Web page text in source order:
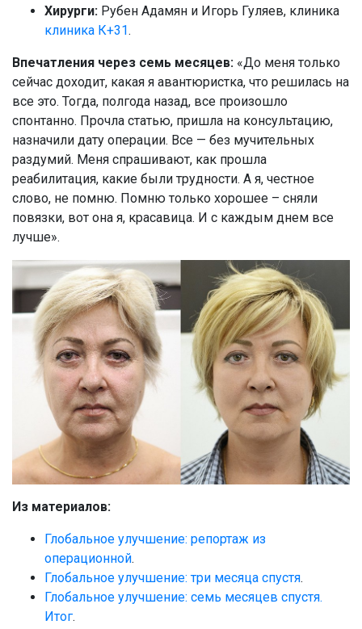
Хирурги: Рубен Адамян и Игорь Гуляев, клиника
клиника К+31.
Впечатления через семь месяцев: «До меня только
сейчас доходит, какая я авантюристка, что решилась на
все это. Тогда, полгода назад, все произошло
спонтанно. Прочла статью, пришла на консультацию,
назначили дату операции. Все — без мучительных
раздумий. Меня спрашивают, как прошла
реабилитация, какие были трудности. А я, честное
слово, не помню. Помню только хорошее – сняли
повязки, вот она я, красавица. И с каждым днем все
лучше».
Из материалов:
Глобальное улучшение: репортаж из
операционной.
Глобальное улучшение: три месяца спустя.
Глобальное улучшение: семь месяцев спустя.
Итог.